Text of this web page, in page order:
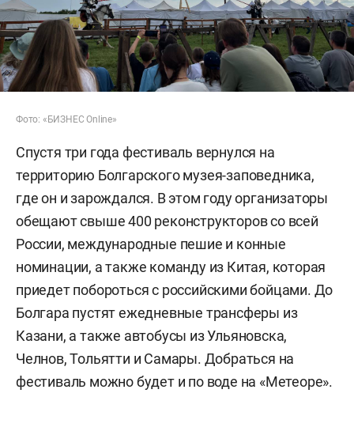
Фото: «БИЗНЕС Online»
Спустя три года фестиваль вернулся на
территорию Болгарского музея-заповедника,
где он и зарождался. В этом году организаторы
обещают свыше 400 реконструкторов со всей
России, международные пешие и конные
номинации, а также команду из Китая, которая
приедет побороться с российскими бойцами. До
Болгара пустят ежедневные трансферы из
Казани, а также автобусы из Ульяновска,
Челнов, Тольятти и Самары. Добраться на
фестиваль можно будет и по воде на «Метеоре».